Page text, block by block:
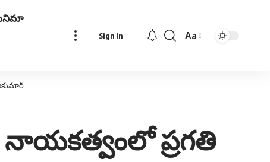
Sign In
Font
Aa
నాయ‌క‌త్వంలో ప్ర‌గ‌తి